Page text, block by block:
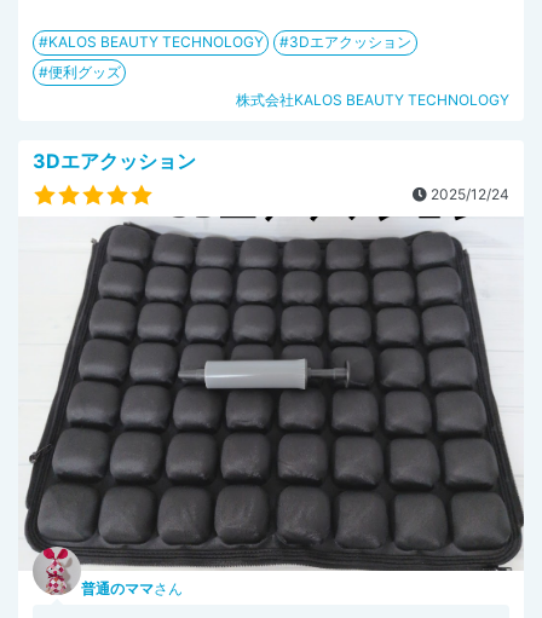
KALOS BEAUTY TECHNOLOGY
3Dエアクッション
便利グッズ
株式会社KALOS BEAUTY TECHNOLOGY
3Dエアクッション
2025/12/24
普通のママさん